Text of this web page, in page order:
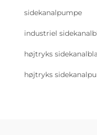
sidekanalpumpe
industriel
højtryks
højtryks